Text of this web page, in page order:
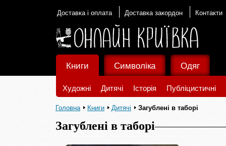
Доставка і оплата Доставка закордон Контакти
Книги
Художні Дитячі Історія Публіцистичні
Символіка Одяг
Головна Книги Дитячі Загублені в таборі
Загублені в таборі